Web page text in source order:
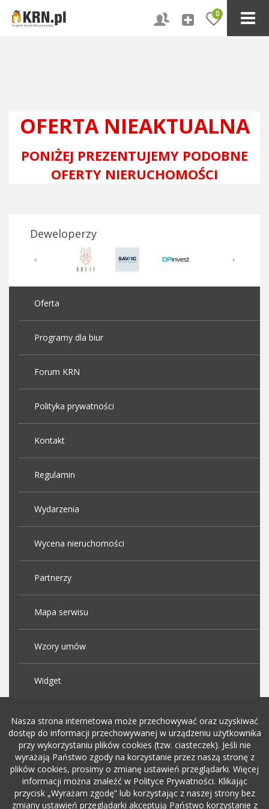
0
OFERTA NIEAKTUALNA
PONIŻEJ PREZENTUJEMY PODOBNE
OFERTY NIERUCHOMOŚCI
Deweloperzy
Oferta
Programy dla biur
Forum KRN
Polityka prywatności
Kontakt
Regulamin
Wydarzenia
Wycena nieruchomości
Partnerzy
Mapa serwisu
Wzory umów
Widget
Dodaj ogłoszenie o pracę
rekrutacja w it
Nasza strona internetowa może przechowywać oraz uzyskiwać
dostęp do informacji przechowywanej w urządzeniu użytkownika
przy wykorzystaniu plików cookies (tzw. ciasteczek). Jeśli nie
wyrażają Państwo zgody na korzystanie przez naszą stronę z
plików cookies, prosimy o zmianę ustawień przeglądarki. Więcej
informacji można znaleźć w Polityce Prywatności. Klikając
przycisk „Wyrażam zgodę” lub korzystając z naszej strony bez
zmiany ustawień przeglądarki akceptują Państwo korzystanie z